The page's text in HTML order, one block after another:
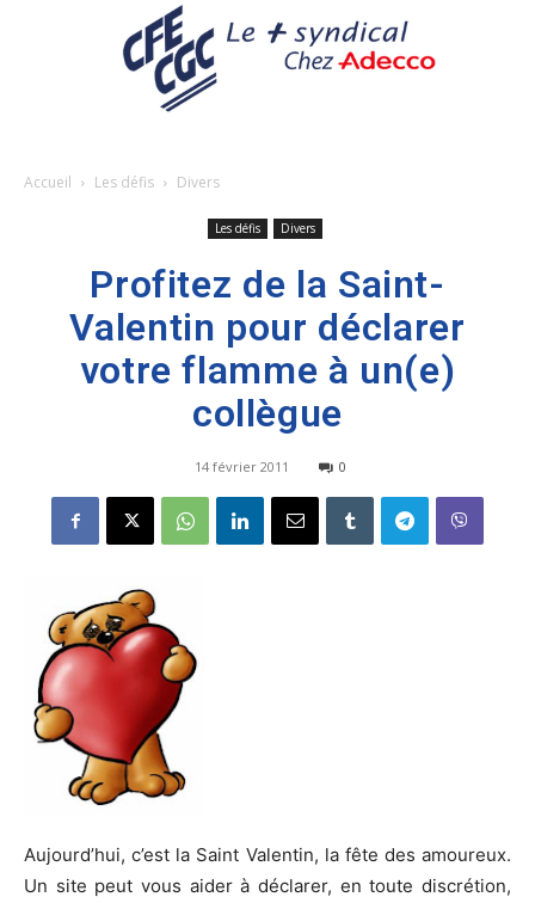
Accueil Les défis Divers
Les défis Divers
Profitez de la Saint-
Valentin pour déclarer
votre flamme à un(e)
collègue
14 février 2011 0
Aujourd’hui, c’est la Saint Valentin, la fête des amoureux.
Un site peut vous aider à déclarer, en toute discrétion,